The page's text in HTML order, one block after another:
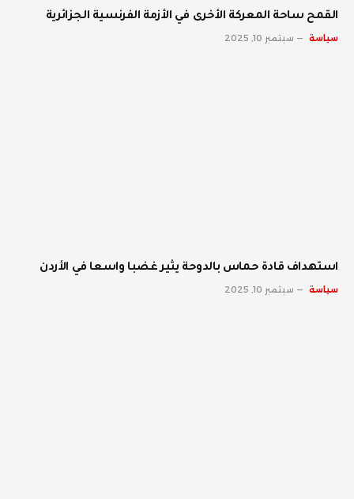
القمح ساحة المعركة الأخرى في الأزمة الفرنسية الجزائرية
سياسة سبتمبر 10, 2025
استهداف قادة حماس بالدوحة يثير غضبا واسعا في الأردن
سياسة سبتمبر 10, 2025